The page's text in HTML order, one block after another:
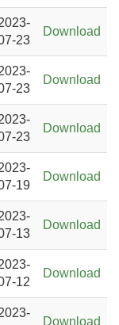
23
Download
23
Download
23
Download
19
Download
13
Download
12
Download
Download